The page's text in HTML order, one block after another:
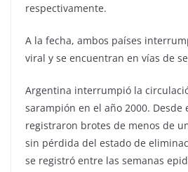
respectivamente.
A la fecha, ambos países
viral y se encuentran en vías de
Argentina interrumpió la
sarampión en el año 2000. Desde
registraron brotes de menos de
sin pérdida del estado de
se registró entre las semanas